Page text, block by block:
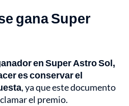
gana Super
en Super Astro Sol,
es conservar el
, ya que este documento
el premio.